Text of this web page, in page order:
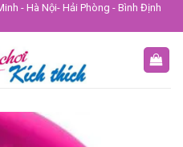
- Hà Nội- Hải Phòng - Bình Định